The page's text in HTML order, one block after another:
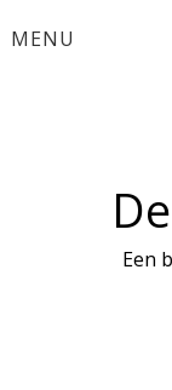
naar
MENU
Een